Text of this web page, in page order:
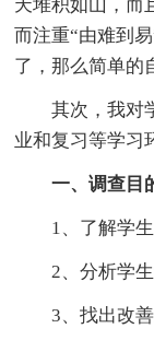
天堆积如山，而
而注重“由难到
了，那么简单的
其次，我对学
业和复习等学习
一、调查目
1、了解学生
2、分析学生
3、找出改善